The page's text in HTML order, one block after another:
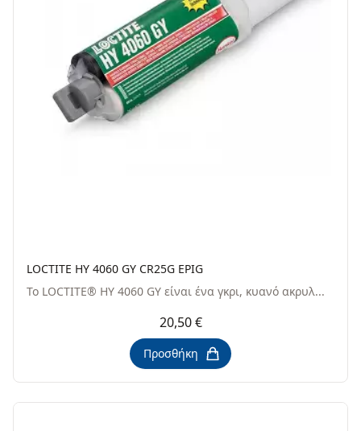
LOCTITE HY 4060 GY CR25G EPIG
Το LOCTITE® HY 4060 GY είναι ένα γκρι, κυανό ακρυλ...
20,50 €
Προσθήκη